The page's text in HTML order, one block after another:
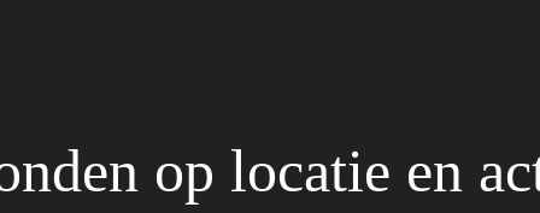
op locatie en